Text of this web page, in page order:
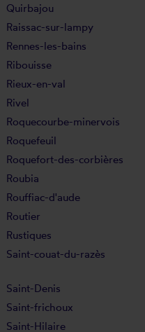
Quirbajou
Raissac-sur-lampy
Rennes-les-bains
Ribouisse
Rieux-en-val
Rivel
Roquecourbe-minervois
Roquefeuil
Roquefort-des-corbières
Roubia
Rouffiac-d'aude
Routier
Rustiques
Saint-couat-du-razès
Saint-Denis
Saint-frichoux
Saint-Hilaire